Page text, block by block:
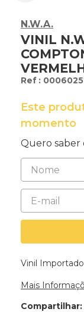
N.W.A.
VINIL
:
Este
momento
Quero saber
Vinil
Mais
Compartilhar